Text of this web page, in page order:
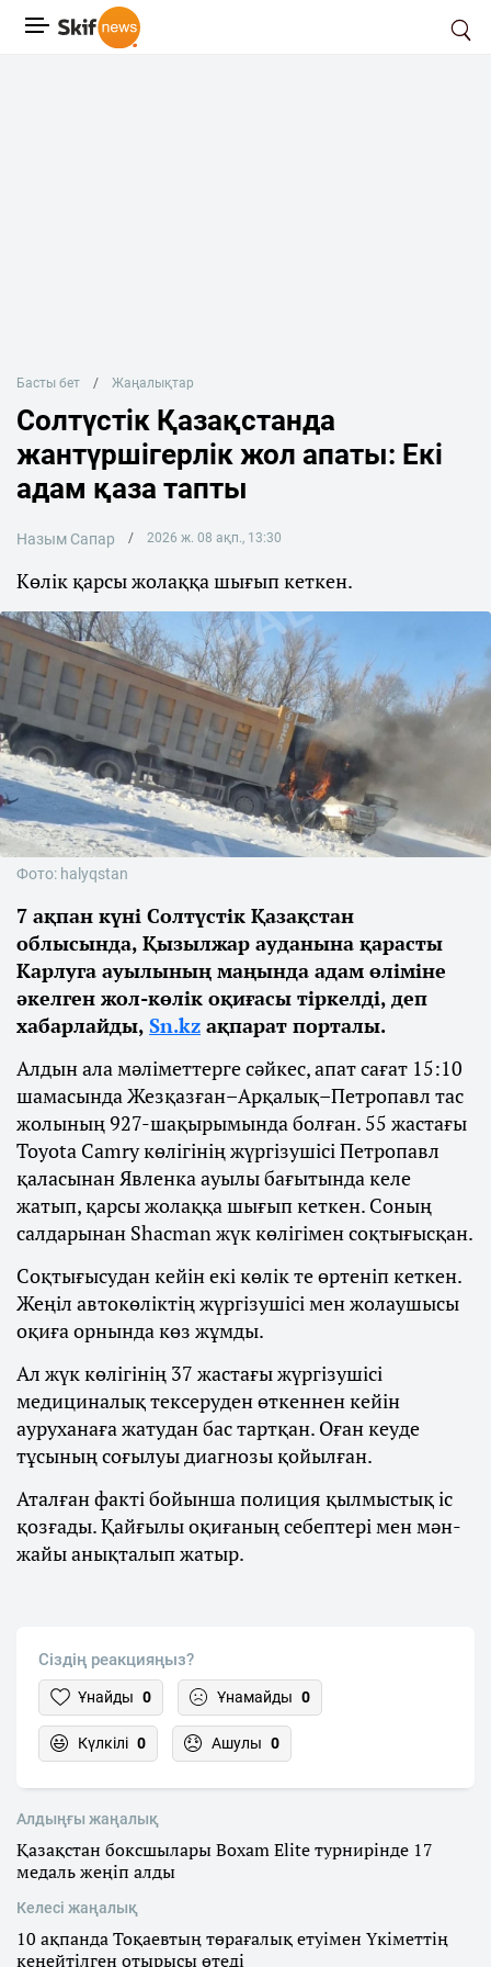
Басты бет Жаңалықтар
Солтүстік Қазақстанда
жантүршігерлік жол апаты: Екі
адам қаза тапты
Назым Сапар 2026 ж. 08 ақп., 13:30
Көлік қарсы жолаққа шығып кеткен.
Фото: halyqstan
7 ақпан күні Солтүстік Қазақстан
облысында, Қызылжар ауданына қарасты
Карлуга ауылының маңында адам өліміне
әкелген жол-көлік оқиғасы тіркелді, деп
хабарлайды, Sn.kz ақпарат порталы.
Алдын ала мәліметтерге сәйкес, апат сағат 15:10
шамасында Жезқазған–Арқалық–Петропавл тас
жолының 927-шақырымында болған. 55 жастағы
Toyota Camry көлігінің жүргізушісі Петропавл
қаласынан Явленка ауылы бағытында келе
жатып, қарсы жолаққа шығып кеткен. Соның
салдарынан Shacman жүк көлігімен соқтығысқан.
Соқтығысудан кейін екі көлік те өртеніп кеткен.
Жеңіл автокөліктің жүргізушісі мен жолаушысы
оқиға орнында көз жұмды.
Ал жүк көлігінің 37 жастағы жүргізушісі
медициналық тексеруден өткеннен кейін
ауруханаға жатудан бас тартқан. Оған кеуде
тұсының соғылуы диагнозы қойылған.
Аталған факті бойынша полиция қылмыстық іс
қозғады. Қайғылы оқиғаның себептері мен мән-
жайы анықталып жатыр.
Сіздің реакцияңыз?
Ұнайды 0 Ұнамайды 0
Күлкілі 0 Ашулы 0
Алдыңғы жаңалық
Қазақстан боксшылары Boxam Elite турнирінде 17
медаль жеңіп алды
Келесі жаңалық
10 ақпанда Тоқаевтың төрағалық етуімен Үкіметтің
кеңейтілген отырысы өтеді